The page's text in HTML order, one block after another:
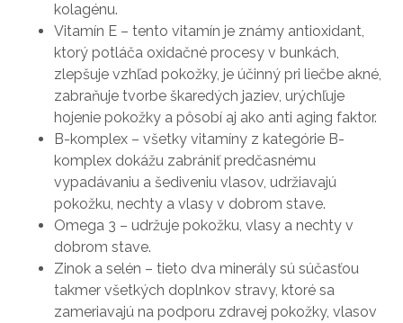
kolagénu.
Vitamín E – tento vitamín je známy antioxidant,
ktorý potláča oxidačné procesy v bunkách,
zlepšuje vzhľad pokožky, je účinný pri liečbe akné,
zabraňuje tvorbe škaredých jaziev, urýchľuje
hojenie pokožky a pôsobí aj ako anti aging faktor.
B-komplex – všetky vitamíny z kategórie B-
komplex dokážu zabrániť predčasnému
vypadávaniu a šediveniu vlasov, udržiavajú
pokožku, nechty a vlasy v dobrom stave.
Omega 3 – udržuje pokožku, vlasy a nechty v
dobrom stave.
Zinok a selén – tieto dva minerály sú súčasťou
takmer všetkých doplnkov stravy, ktoré sa
zameriavajú na podporu zdravej pokožky, vlasov